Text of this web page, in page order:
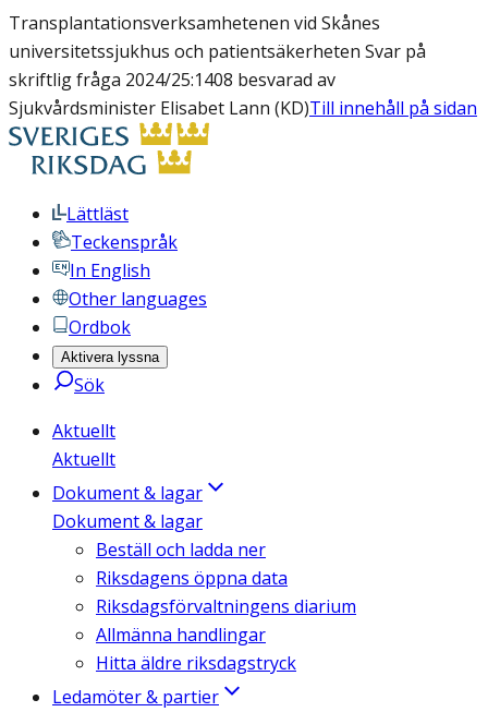
Transplantationsverksamhetenen vid Skånes
universitetssjukhus och patientsäkerheten Svar på
skriftlig fråga 2024/25:1408 besvarad av
Sjukvårdsminister Elisabet Lann (KD)Till innehåll på sidan
Lättläst
Teckenspråk
In English
Other languages
Ordbok
Aktivera lyssna
Sök
Aktuellt
Aktuellt
Dokument & lagar
Dokument & lagar
Beställ och ladda ner
Riksdagens öppna data
Riksdagsförvaltningens diarium
Allmänna handlingar
Hitta äldre riksdagstryck
Ledamöter & partier